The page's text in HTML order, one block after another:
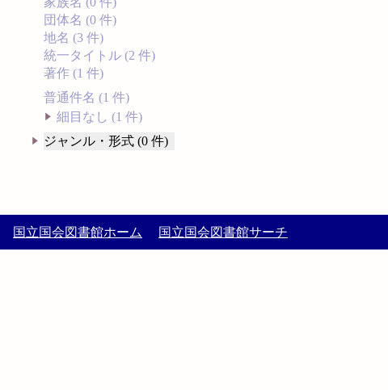
団体名 (0 件)
地名 (3 件)
統一タイトル (2 件)
著作 (1 件)
普通件名 (1 件)
細目なし (1 件)
ジャンル・形式 (0 件)
国立国会図書館ホーム 国立国会図書館サーチ